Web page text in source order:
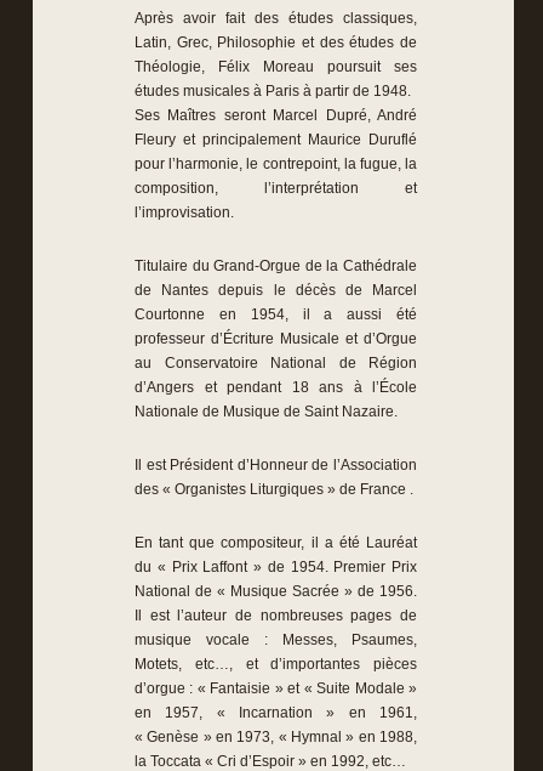
Après avoir fait des études classiques,
Latin, Grec, Philosophie et des études de
Théologie, Félix Moreau poursuit ses
études musicales à Paris à partir de 1948.
Ses Maîtres seront Marcel Dupré, André
Fleury et principalement Maurice Duruflé
pour l’harmonie, le contrepoint, la fugue, la
composition, l’interprétation et
l’improvisation.
Titulaire du Grand-Orgue de la Cathédrale
de Nantes depuis le décès de Marcel
Courtonne en 1954, il a aussi été
professeur d’Écriture Musicale et d’Orgue
au Conservatoire National de Région
d’Angers et pendant 18 ans à l’École
Nationale de Musique de Saint Nazaire.
Il est Président d’Honneur de l’Association
des « Organistes Liturgiques » de France .
En tant que compositeur, il a été Lauréat
du « Prix Laffont » de 1954. Premier Prix
National de « Musique Sacrée » de 1956.
Il est l’auteur de nombreuses pages de
musique vocale : Messes, Psaumes,
Motets, etc…, et d’importantes pièces
d’orgue : « Fantaisie » et « Suite Modale »
en 1957, « Incarnation » en 1961,
« Genèse » en 1973, « Hymnal » en 1988,
la Toccata « Cri d’Espoir » en 1992, etc…